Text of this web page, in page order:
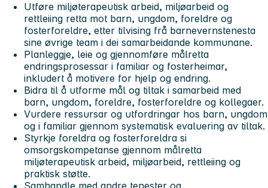
Utføre miljøterapeutisk arbeid, miljøarbeid og
rettleiing retta mot barn, ungdom, foreldre og
fosterforeldre, etter tilvising frå barnevernstenesta
sine øvrige team i dei samarbeidande kommunane.
Planleggje, leie og gjennomføre målretta
endringsprosessar i familiar og fosterheimar,
inkludert å motivere for hjelp og endring.
Bidra til å utforme mål og tiltak i samarbeid med
barn, ungdom, foreldre, fosterforeldre og kollegaer.
Vurdere ressursar og utfordringar hos barn, ungdom
og i familiar gjennom systematisk evaluering av tiltak.
Styrkje foreldra og fosterforeldra si
omsorgskompetanse gjennom målretta
miljøterapeutisk arbeid, miljøarbeid, rettleiing og
praktisk støtte.